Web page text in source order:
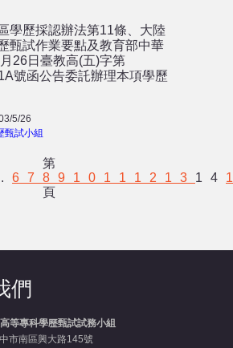
學歷採認辦法第11條、大陸
甄試作業要點及教育部中華
26日臺教高(五)字第
號函公告委託辦理本項學歷
5/26
甄試小組
第
6 7 8 9 10 11 12 13 14
頁
們
等專科學歷甄試試務小組
市南區興大路145號